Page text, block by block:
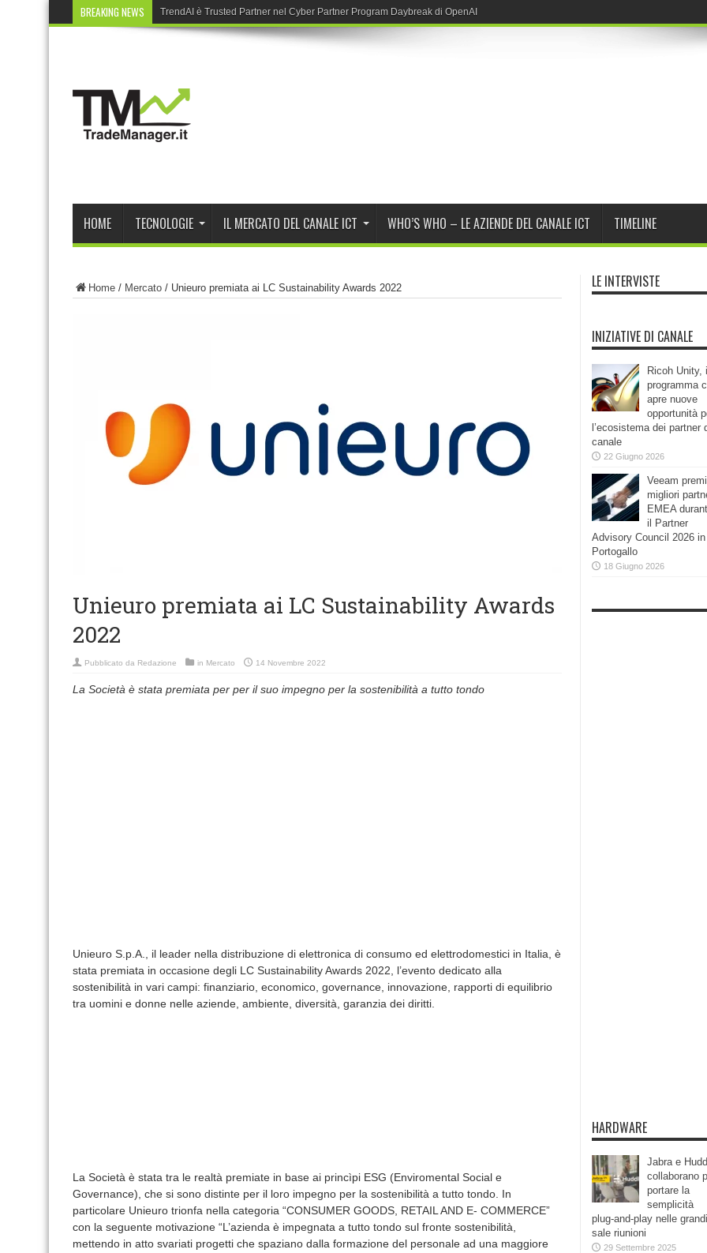
BREAKING NEWS
HOME TECNOLOGIE IL MERCATO DEL CANALE ICT WHO’S WHO – LE AZIENDE DEL CANALE ICT TIMELINE
Home / Mercato / Unieuro premiata ai LC Sustainability Awards 2022
Unieuro premiata ai LC Sustainability Awards
2022
Pubblicato da Redazione in Mercato 14 Novembre 2022
La Società è stata premiata per per il suo impegno per la sostenibilità a tutto tondo
Unieuro S.p.A., il leader nella distribuzione di elettronica di consumo ed elettrodomestici in Italia, è
stata premiata in occasione degli LC Sustainability Awards 2022, l’evento dedicato alla
sostenibilità in vari campi: finanziario, economico, governance, innovazione, rapporti di equilibrio
tra uomini e donne nelle aziende, ambiente, diversità, garanzia dei diritti.
La Società è stata tra le realtà premiate in base ai princìpi ESG (Enviromental Social e
Governance), che si sono distinte per il loro impegno per la sostenibilità a tutto tondo. In
particolare Unieuro trionfa nella categoria “CONSUMER GOODS, RETAIL AND E- COMMERCE”
con la seguente motivazione “L’azienda è impegnata a tutto tondo sul fronte sostenibilità,
mettendo in atto svariati progetti che spaziano dalla formazione del personale ad una maggiore
LE INTERVISTE
INIZIATIVE DI CANALE
Ricoh Unity, il
programma
apre nuove
opportunità
l’ecosistema dei partner
canale
22 Giugno 2026
Veeam
migliori
EMEA
il Partner
Advisory Council 2026 in
Portogallo
18 Giugno 2026
HARDWARE
Jabra e
collaborano
portare la
semplicità
plug-and-play nelle grandi
sale riunioni
29 Settembre 2025